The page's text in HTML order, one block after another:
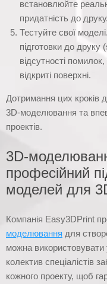
встановлюйте
придатність до друку.
Тестуйте свої
підготовки до
відсутності
відкриті поверхні.
Дотримання цих кроків
3D-моделювання та
проектів.
3D-
професійний
моделей для
Компанія Easy3DPrint
моделювання для
можна використовувати
колектив спеціалістів
кожного проекту, щоб